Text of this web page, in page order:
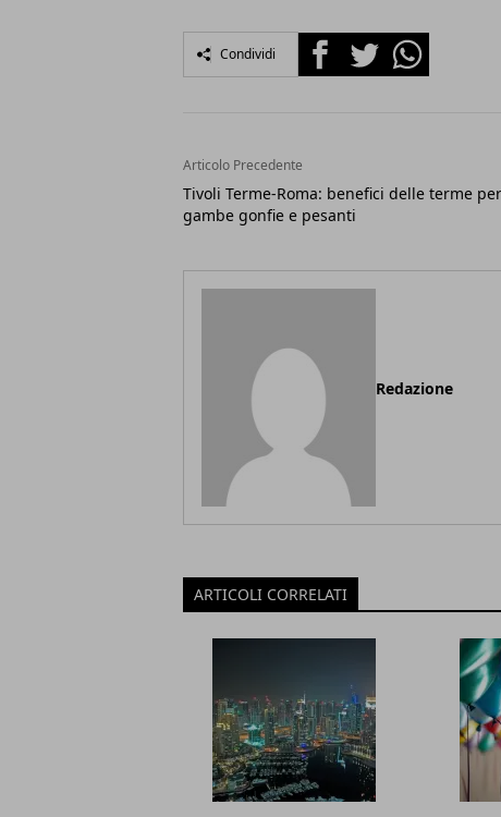
Condividi FacebookTwitterWhatsapp
Articolo Precedente
Tivoli Terme-Roma: benefici delle terme per
gambe gonfie e pesanti
Redazione
ARTICOLI CORRELATI